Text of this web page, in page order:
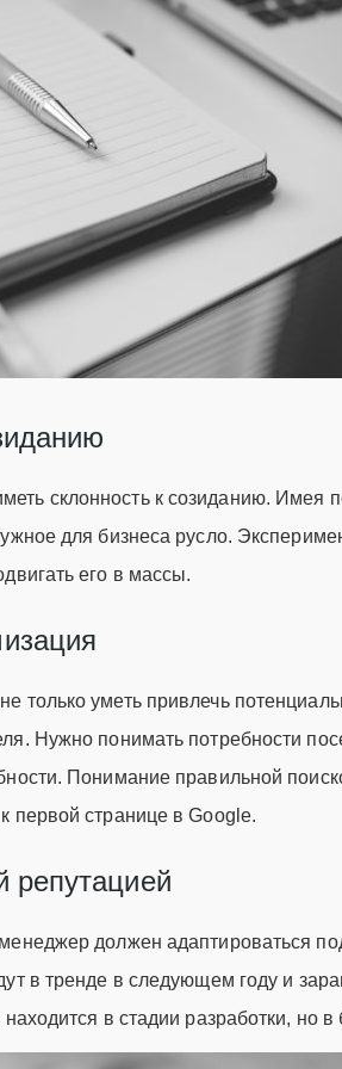
склонность к созиданию. Имея
для бизнеса русло.
его в массы.
только уметь привлечь
Нужно понимать потребности
Понимание правильной
первой странице в Google.
репутацией
должен адаптироваться
в тренде в следующем году и
находится в стадии разработки, но